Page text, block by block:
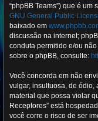
“phpBB Teams”) que é um
GNU General Public
baixado em
discussão na internet;
conduta permitido e/ou
sobre o phpBB, consulte:
Você concorda em não
vulgar, insultuosa, de
material que possa violar
Receptores” está
você corre o risco de ser